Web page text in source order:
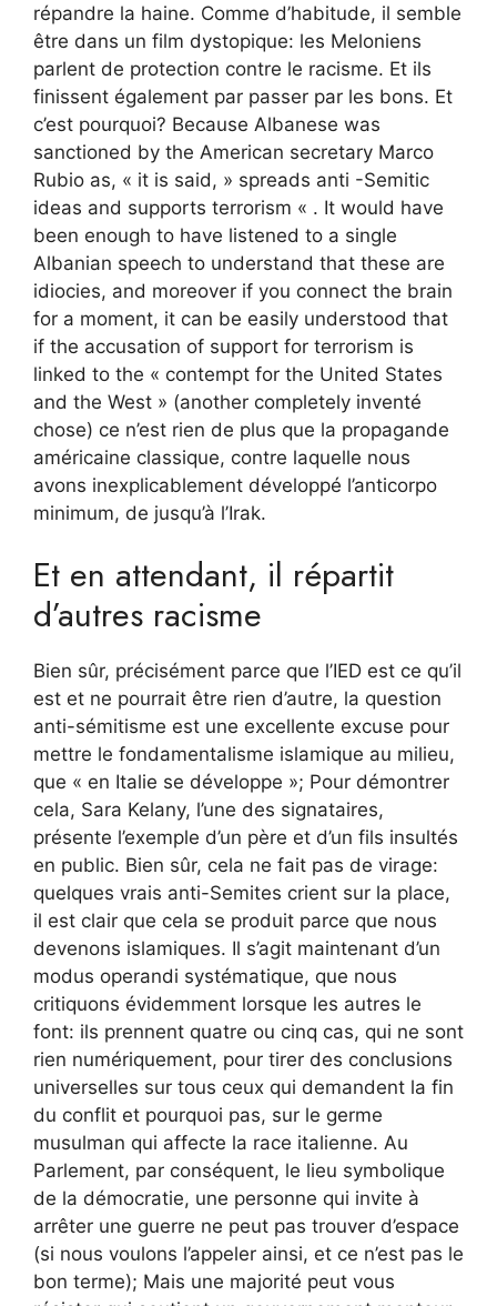
répandre la haine. Comme d’habitude, il semble
être dans un film dystopique: les Meloniens
parlent de protection contre le racisme. Et ils
finissent également par passer par les bons. Et
c’est pourquoi? Because Albanese was
sanctioned by the American secretary Marco
Rubio as, « it is said, » spreads anti -Semitic
ideas and supports terrorism « . It would have
been enough to have listened to a single
Albanian speech to understand that these are
idiocies, and moreover if you connect the brain
for a moment, it can be easily understood that
if the accusation of support for terrorism is
linked to the « contempt for the United States
and the West » (another completely inventé
chose) ce n’est rien de plus que la propagande
américaine classique, contre laquelle nous
avons inexplicablement développé l’anticorpo
minimum, de jusqu’à l’Irak.
Et en attendant, il répartit
d’autres racisme
Bien sûr, précisément parce que l’IED est ce qu’il
est et ne pourrait être rien d’autre, la question
anti-sémitisme est une excellente excuse pour
mettre le fondamentalisme islamique au milieu,
que « en Italie se développe »; Pour démontrer
cela, Sara Kelany, l’une des signataires,
présente l’exemple d’un père et d’un fils insultés
en public. Bien sûr, cela ne fait pas de virage:
quelques vrais anti-Semites crient sur la place,
il est clair que cela se produit parce que nous
devenons islamiques. Il s’agit maintenant d’un
modus operandi systématique, que nous
critiquons évidemment lorsque les autres le
font: ils prennent quatre ou cinq cas, qui ne sont
rien numériquement, pour tirer des conclusions
universelles sur tous ceux qui demandent la fin
du conflit et pourquoi pas, sur le germe
musulman qui affecte la race italienne. Au
Parlement, par conséquent, le lieu symbolique
de la démocratie, une personne qui invite à
arrêter une guerre ne peut pas trouver d’espace
(si nous voulons l’appeler ainsi, et ce n’est pas le
bon terme); Mais une majorité peut vous